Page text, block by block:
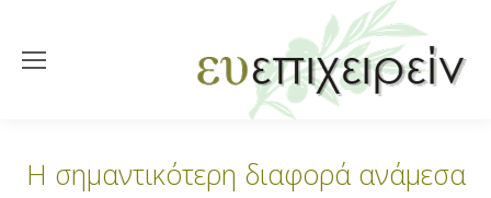
Η σημαντικότερη διαφορά ανάμεσα